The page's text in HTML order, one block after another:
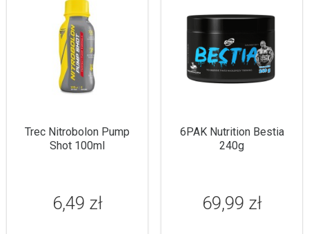
Trec Nitrobolon Pump
Shot 100ml
6,49 zł
6PAK Nutrition Bestia
240g
69,99 zł